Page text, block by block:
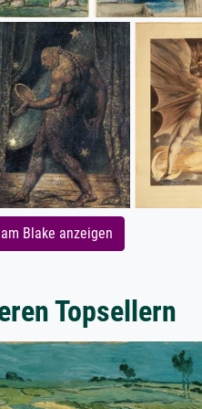
Blake anzeigen
Topsellern